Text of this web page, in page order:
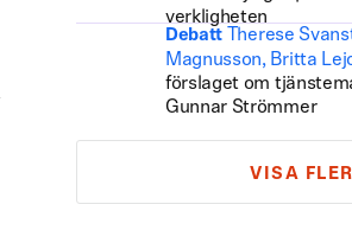
verkligheten
Debatt
Therese
Magnusson, Britta
förslaget om
Gunnar Strömmer
VISA FLER